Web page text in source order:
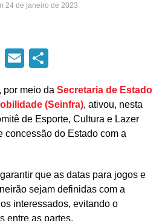
24 de janeiro de 2023
LinkedIn
EmailCompartilhar
por meio da Secretaria de Estado
(Seinfra), ativou, nesta
de Esporte, Cultura e Lazer
concessão do Estado com a
que as datas para jogos e
sejam definidas com a
interessados, evitando o
entre as partes.